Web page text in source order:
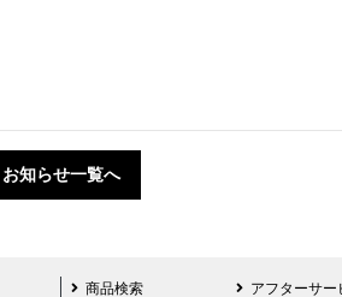
お知らせ一覧へ
商品検索 アフターサー